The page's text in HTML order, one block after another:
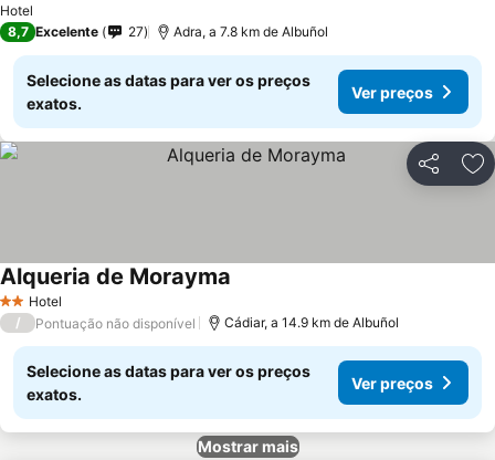
Hotel
8,7 Excelente 27 Adra, a 7.8 km de Albuñol
Selecione as datas para ver os preços
exatos.
Ver preços
Partilhar
2 Estrelas
Hotel
Alqueria de Morayma
/ Pontuação não disponível Cádiar, a 14.9 km de Albuñol
Selecione as datas para ver os preços
exatos.
Ver preços
Mostrar mais